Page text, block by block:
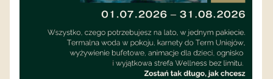
35+, który raz na kwartał potrzebuje dnia bez
nikogo. Książka, wanna, śniadanie do 11:00, brak
rozmów. Hotel ze wspólnym basenem nie nadaje